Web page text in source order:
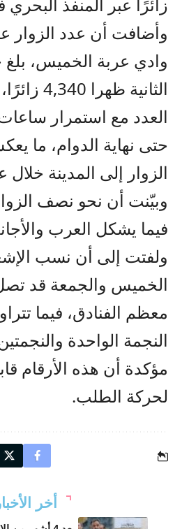
زائرًا عبر المنفذ البحري
وأضافت أن عدد الزوار
وادي عربة الخميس،
الثانية
العدد مع استمرار
حتى نهاية الدوام، ما
الزوار إلى المدينة خلال
وبيّنت أن نحو نصف
فيما يشكل العرب
ولفتت إلى أن نسب
معظم الفنادق، فيما
مؤكدة أن هذه الأرقام
لحركة الطلب.
أخر